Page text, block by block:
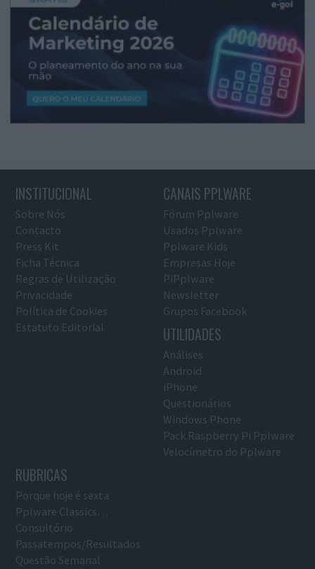
INSTITUCIONAL
Sobre Nós
Contacto
Press Kit
Ficha Técnica
Regras de Utilização
Privacidade
Política de Cookies
Estatuto Editorial
CANAIS PPLWARE
Fórum Pplware
Usados Pplware
Pplware Kids
Empresas Hoje
PiPplware
Newsletter
Grupos Facebook
UTILIDADES
Análises
Android
iPhone
Questionários
Windows Phone
Pack Raspberry Pi Pplware
Velocímetro do Pplware
RUBRICAS
Porque hoje é sexta
Pplware Classics…
Consultório
Passatempos/Resultados
Questão Semanal